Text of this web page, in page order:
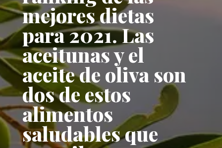
mejores dietas
para 2021. Las
aceitunas y el
aceite de oliva son
dos de estos
alimentos
saludables que